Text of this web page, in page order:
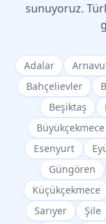
sunuyoruz.
Adalar
Bahçelievler
Beşiktaş
Büyükçekmece
Esenyurt
Güngören
Küçükçekmece
Sarıyer
Şile